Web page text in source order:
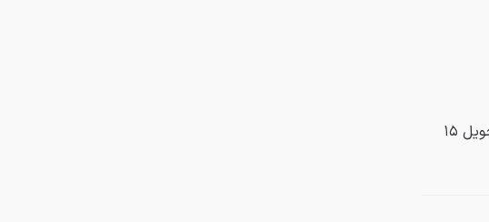
شرایط فروش اشکودا سوپرب ۲۰۲۴ توسط پارس ساتر هوشمند اعلام شد؛ قیمت قطعی، تحویل ۱۵